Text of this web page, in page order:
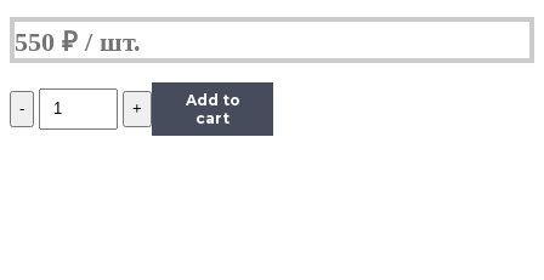
550 ₽
Количество
Чип
Add to
cart